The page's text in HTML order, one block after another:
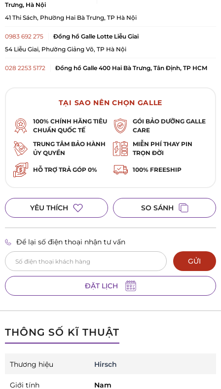
Trưng, Hà Nội
41 Thi Sách, Phường Hai Bà Trưng, TP Hà Nội
0983 692 275
Đồng hồ Galle Lotte Liễu Giai
54 Liễu Giai, Phường Giảng Võ, TP Hà Nội
028 2253 5172
Đồng hồ Galle 400 Hai Bà Trưng, Tân Định, TP HCM
Đồng hồ Galle 102 Quang Trung, Gò Vấp, TP. HCM
0984 909 675
Đồng hồ Galle 5 Nguyễn Đức Cảnh, Lê Chân, Hải
Phòng
Số 5 Nguyễn Đức Cảnh, Phường Lê Chân, TP Hải Phòng
TẠI SAO NÊN CHỌN GALLE
100% CHÍNH HÃNG TIÊU
CHUẨN QUỐC TẾ
GÓI BẢO DƯỠNG GALLE
CARE
TRUNG TÂM BẢO HÀNH
ỦY QUYỀN
MIỄN PHÍ THAY PIN
TRỌN ĐỜI
HỖ TRỢ TRẢ GÓP 0% 100% FREESHIP
YÊU THÍCH SO SÁNH
Để lại số điện thoại nhận tư vấn
GỬI
ĐẶT LỊCH
THÔNG SỐ KĨ THUẬT
Thương hiệu Hirsch
Giới tính Nam